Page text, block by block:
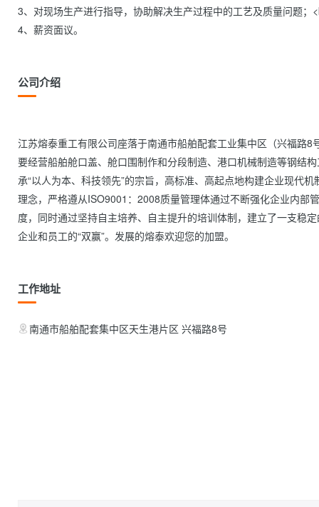
3、对现场生产进行指导，协助解决生产过程中的工艺及质量问题；
4、薪资面议。
公司介绍
江苏熔泰重工有限公司座落于南通市船舶配套工业集中区（兴福路
要经营船舶舱口盖、舱口围制作和分段制造、港口机械制造等钢结
承“以人为本、科技领先”的宗旨，高标准、高起点地构建企业现代
理念，严格遵从ISO9001：2008质量管理体通过不断强化企业内部
度，同时通过坚持自主培养、自主提升的培训体制，建立了一支稳
企业和员工的“双赢”。发展的熔泰欢迎您的加盟。
工作地址
南通市船舶配套集中区天生港片区 兴福路8号